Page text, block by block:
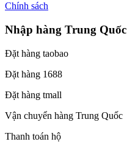
Chính sách
Nhập hàng Trung Quốc
Đặt hàng taobao
Đặt hàng 1688
Đặt hàng tmall
Vận chuyển hàng Trung Quốc
Thanh toán hộ